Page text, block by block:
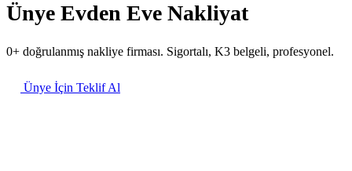
Ünye Evden Eve Nakliyat
0+ doğrulanmış nakliye firması. Sigortalı, K3 belgeli, profesyonel.
Ünye İçin Teklif Al